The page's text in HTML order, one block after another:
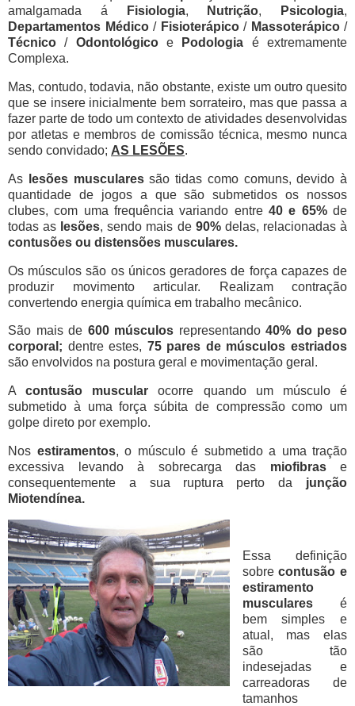
amalgamada á Fisiologia, Nutrição, Psicologia,
Departamentos Médico/ Fisioterápico/ Massoterápico /
Técnico / Odontológicoe Podologia é extremamente
Complexa.
Mas, contudo, todavia, não obstante, existe um outro quesito
que se insere inicialmente bem sorrateiro, mas que passa a
fazer parte de todo um contexto de atividades desenvolvidas
por atletas e membros de comissão técnica, mesmo nunca
sendo convidado; AS LESÕES.
As lesões muscularessão tidas como comuns, devido à
quantidade de jogos a que são submetidos os nossos
clubes, com uma frequência variando entre 40 e 65% de
todas as lesões, sendo mais de 90%delas, relacionadas à
contusões ou distensões musculares.
Os músculos são os únicos geradores de força capazes de
produzir movimento articular. Realizam contração
convertendo energia química em trabalho mecânico.
São mais de 600 músculos representando40% do peso
corporal; dentre estes, 75 pares de músculos estriados
são envolvidos na postura geral e movimentação geral.
Acontusão muscular ocorre quando um músculo é
submetido à uma força súbita de compressão como um
golpe direto por exemplo.
Nos estiramentos, o músculo é submetido a uma tração
excessiva levando à sobrecarga das miofibrase
consequentemente a sua ruptura perto da junção
Miotendínea.
Essa definição
sobrecontusão e
estiramento
muscularesé
bem simples e
atual, mas elas
são tão
indesejadas e
carreadoras de
tamanhos